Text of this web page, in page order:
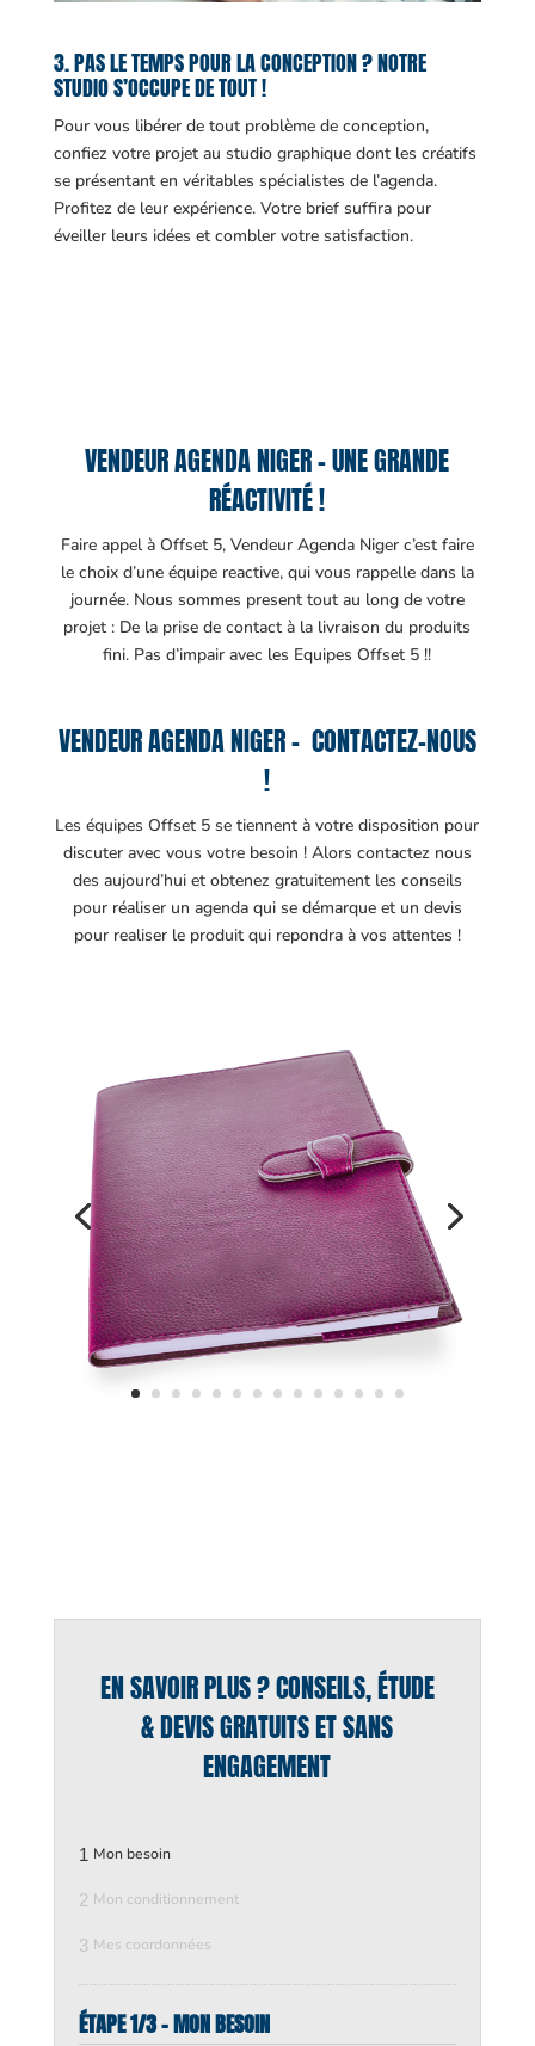
3. PAS LE TEMPS POUR LA CONCEPTION ? NOTRE
STUDIO S’OCCUPE DE TOUT !
Pour vous libérer de tout problème de conception,
confiez votre projet au studio graphique dont les créatifs
se présentant en véritables spécialistes de l’agenda.
Profitez de leur expérience. Votre brief suffira pour
éveiller leurs idées et combler votre satisfaction.
VENDEUR AGENDA NIGER – UNE GRANDE
RÉACTIVITÉ !
Faire appel à Offset 5, Vendeur Agenda Niger c’est faire
le choix d’une équipe reactive, qui vous rappelle dans la
journée. Nous sommes present tout au long de votre
projet : De la prise de contact à la livraison du produits
fini. Pas d’impair avec les Equipes Offset 5 !!
VENDEUR AGENDA NIGER – CONTACTEZ-NOUS
!
Les équipes Offset 5 se tiennent à votre disposition pour
discuter avec vous votre besoin ! Alors contactez nous
des aujourd’hui et obtenez gratuitement les conseils
pour réaliser un agenda qui se démarque et un devis
pour realiser le produit qui repondra à vos attentes !
EN SAVOIR PLUS ? CONSEILS, ÉTUDE
& DEVIS GRATUITS ET SANS
ENGAGEMENT
1 Mon besoin
2 Mon conditionnement
3 Mes coordonnées
ÉTAPE 1/3 - MON BESOIN